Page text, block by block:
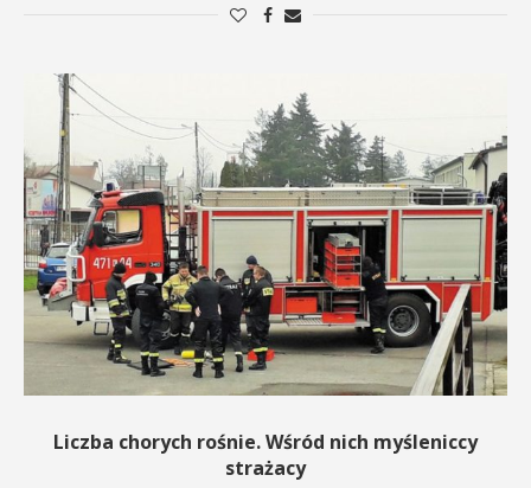
Liczba chorych rośnie. Wśród nich myśleniccy
strażacy